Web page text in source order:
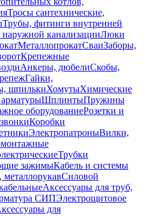
Тросы сантехнические,
Трубы, фитинги внутренней
канализацииЛюки
МеталлопрокатСваиЗаборы,
Крепежные
Анкеры, дюбелиСкобы,
Гайки,
шпилькиХомутыХимические
ШплинтыПружины
оборудованиеРозетки и
Коробки
ЭлектропатроныВилки,
Трубки
зажимыКабель и системы
Силовой
Аксессуары для труб,
СИПЭлектрощитовое
для